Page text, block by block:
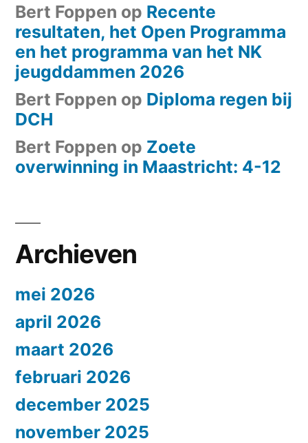
Bert Foppen op Recente
resultaten, het Open Programma
en het programma van het NK
jeugddammen 2026
Bert Foppen op Diploma regen bij
DCH
Bert Foppen op Zoete
overwinning in Maastricht: 4-12
Archieven
mei 2026
april 2026
maart 2026
februari 2026
december 2025
november 2025